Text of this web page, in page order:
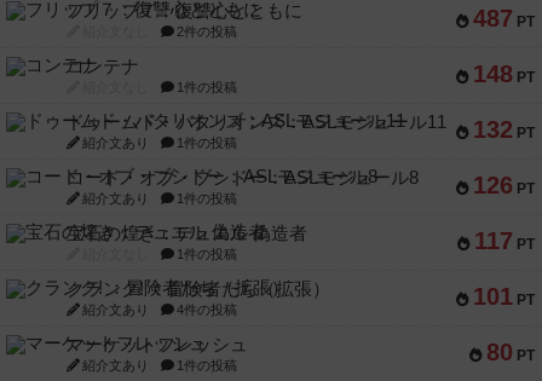
487 PT
フリップ７：復讐心とともに
2件の投稿
148 PT
コンテナ
1件の投稿
132 PT
ドゥームド・バタリオンズ：ASLモジュール11
紹介文あり 1件の投稿
126 PT
コード・オブ・ブシドー：ASLモジュール8
紹介文あり 1件の投稿
117 PT
宝石の煌き：デュエル 偽造者
1件の投稿
101 PT
クランク! ：冒険者たち（拡張）
紹介文あり 4件の投稿
80 PT
マーケットフレッシュ
紹介文あり 1件の投稿